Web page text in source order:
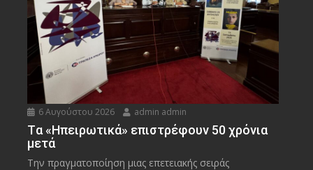
6 Αυγούστου 2026 admin admin
Tα «Ηπειρωτικά» επιστρέφουν 50 χρόνια
μετά
Την πραγματοποίηση μιας επετειακής σειράς